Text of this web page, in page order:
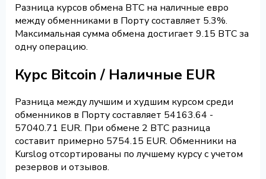
Разница курсов обмена BTC на наличные евро
между обменниками в Порту составляет 5.3%.
Максимальная сумма обмена достигает 9.15 BTC за
одну операцию.
Курс Bitcoin / Наличные EUR
Разница между лучшим и худшим курсом среди
обменников в Порту составляет 54163.64 -
57040.71 EUR. При обмене 2 BTC разница
составит примерно 5754.15 EUR. Обменники на
Kurslog отсортированы по лучшему курсу с учетом
резервов и отзывов.